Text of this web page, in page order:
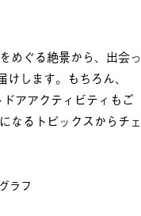
めぐる絶景から、出会っ
します。もちろん、
アアクティビティもご
なるトピックスからチェ
ラフ